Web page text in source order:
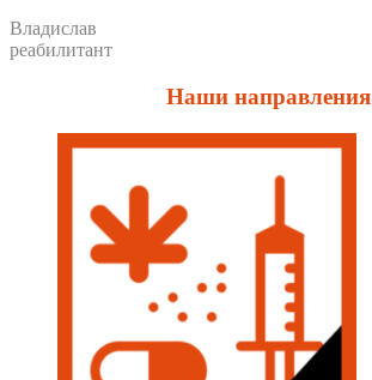
Владислав
реабилитант
Наши направления